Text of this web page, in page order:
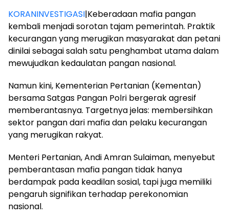
KORANINVESTIGASI|Keberadaan mafia pangan
kembali menjadi sorotan tajam pemerintah. Praktik
kecurangan yang merugikan masyarakat dan petani
dinilai sebagai salah satu penghambat utama dalam
mewujudkan kedaulatan pangan nasional.
Namun kini, Kementerian Pertanian (Kementan)
bersama Satgas Pangan Polri bergerak agresif
memberantasnya. Targetnya jelas: membersihkan
sektor pangan dari mafia dan pelaku kecurangan
yang merugikan rakyat.
Menteri Pertanian, Andi Amran Sulaiman, menyebut
pemberantasan mafia pangan tidak hanya
berdampak pada keadilan sosial, tapi juga memiliki
pengaruh signifikan terhadap perekonomian
nasional.